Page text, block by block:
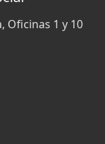
Oficinas 1 y 10